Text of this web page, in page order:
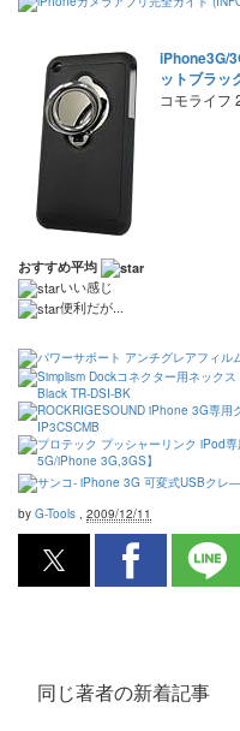
iPhone3G/
ットブラッ
コモライフ
おすすめ平均
いい感じ
便利だが...
by G-Tools , 2009/12/11
同じ著者の新着記事